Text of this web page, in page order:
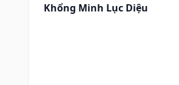
Khổng Minh Lục Diệu